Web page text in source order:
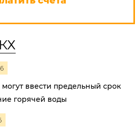
ввести предельный срок
горячей воды